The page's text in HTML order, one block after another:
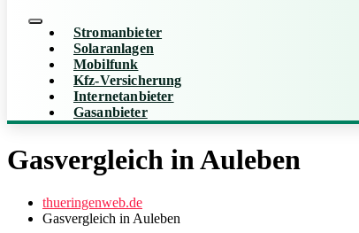
Stromanbieter
Solaranlagen
Mobilfunk
Kfz-Versicherung
Internetanbieter
Gasanbieter
Gasvergleich in Auleben
thueringenweb.de
Gasvergleich in Auleben